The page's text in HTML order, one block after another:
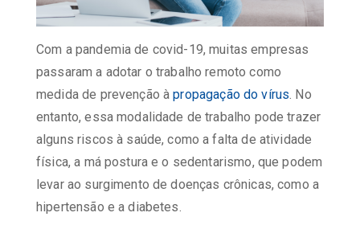
Com a pandemia de covid-19, muitas empresas
passaram a adotar o trabalho remoto como
medida de prevenção àpropagação do vírus. No
entanto, essa modalidade de trabalho pode trazer
alguns riscos à saúde, como a falta de atividade
física, a má postura e o sedentarismo, que podem
levar ao surgimento de doenças crônicas, como a
hipertensão e a diabetes.